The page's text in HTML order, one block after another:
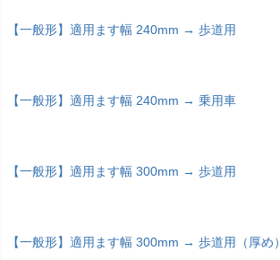
【一般形】適用ます幅 240mm → 歩道用
【一般形】適用ます幅 240mm → 乗用車
【一般形】適用ます幅 300mm → 歩道用
【一般形】適用ます幅 300mm → 歩道用（厚め）